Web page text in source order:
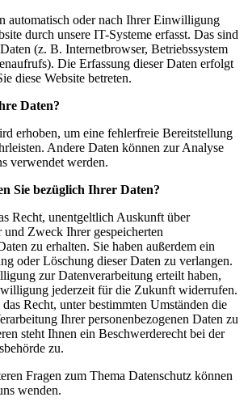
automatisch oder nach Ihrer Einwilligung
durch unsere IT-Systeme erfasst. Das sind
(z. B. Internetbrowser, Betriebssystem
Die Erfassung dieser Daten erfolgt
diese Website betreten.
Daten?
erhoben, um eine fehlerfreie Bereitstellung
Andere Daten können zur Analyse
verwendet werden.
Sie bezüglich Ihrer Daten?
Recht, unentgeltlich Auskunft über
Zweck Ihrer gespeicherten
zu erhalten. Sie haben außerdem ein
oder Löschung dieser Daten zu verlangen.
zur Datenverarbeitung erteilt haben,
jederzeit für die Zukunft widerrufen.
Recht, unter bestimmten Umständen die
Ihrer personenbezogenen Daten zu
steht Ihnen ein Beschwerderecht bei der
zu.
Fragen zum Thema Datenschutz können
wenden.